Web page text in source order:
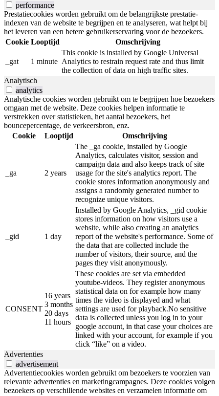
performance
Prestatiecookies worden gebruikt om de belangrijkste prestatie-
indexen van de website te begrijpen en te analyseren, wat helpt bij
het leveren van een betere gebruikerservaring voor de bezoekers.
Cookie Looptijd Omschrijving
_gat 1 minute
This cookie is installed by Google Universal
Analytics to restrain request rate and thus limit
the collection of data on high traffic sites.
Analytisch
analytics
Analytische cookies worden gebruikt om te begrijpen hoe bezoekers
omgaan met de website. Deze cookies helpen informatie te
verstrekken over statistieken, het aantal bezoekers, het
bouncepercentage, de verkeersbron, enz.
Cookie
Looptijd Omschrijving
_ga 2 years
The _ga cookie, installed by Google
Analytics, calculates visitor, session and
campaign data and also keeps track of site
usage for the site's analytics report. The
cookie stores information anonymously and
assigns a randomly generated number to
recognize unique visitors.
_gid 1 day
Installed by Google Analytics, _gid cookie
stores information on how visitors use a
website, while also creating an analytics
report of the website's performance. Some of
the data that are collected include the
number of visitors, their source, and the
pages they visit anonymously.
CONSENT
16 years
3 months
20 days
11 hours
These cookies are set via embedded
youtube-videos. They register anonymous
statistical data on for example how many
times the video is displayed and what
settings are used for playback.No sensitive
data is collected unless you log in to your
google account, in that case your choices are
linked with your account, for example if you
click “like” on a video.
Advertenties
advertisement
Advertentiecookies worden gebruikt om bezoekers te voorzien van
relevante advertenties en marketingcampagnes. Deze cookies volgen
bezoekers op verschillende websites en verzamelen informatie om